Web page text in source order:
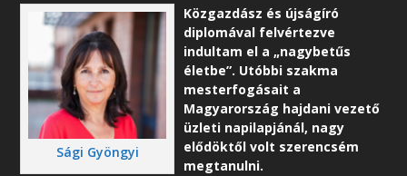
Sági Gyöngyi
Közgazdász és újságíró
diplomával felvértezve
indultam el a „nagybetűs
életbe”. Utóbbi szakma
mesterfogásait a
Magyarország hajdani vezető
üzleti napilapjánál, nagy
elődöktől volt szerencsém
megtanulni.